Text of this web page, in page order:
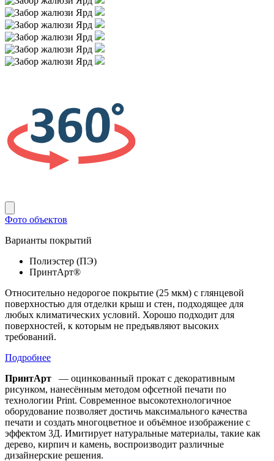
Фото объектов
Варианты покрытий
Полиэстер (ПЭ)
ПринтАрт®
Относительно недорогое покрытие (25 мкм) с глянцевой
поверхностью для отделки крыш и стен, подходящее для
любых климатических условий. Хорошо подходит для
поверхностей, к которым не предъявляют высоких
требований.
Подробнее
ПринтАрт
— оцинкованный прокат с декоративным
рисунком, нанесённым методом офсетной печати по
технологии Print. Современное высокотехнологичное
оборудование позволяет достичь максимального качества
печати и создать многоцветное и объёмное изображение с
эффектом 3Д. Имитирует натуральные материалы, такие как
дерево, кирпич и камень, воспроизводит различные
дизайнерские решения.